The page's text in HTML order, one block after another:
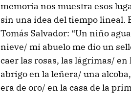
memoria nos muestra esos
sin una idea del tiempo lineal.
Tomás Salvador: “Un niño
nieve/ mi abuelo me dio un
caer las rosas, las lágrimas/
abrigo en la leñera/ una
era de oro/ en la casa de la